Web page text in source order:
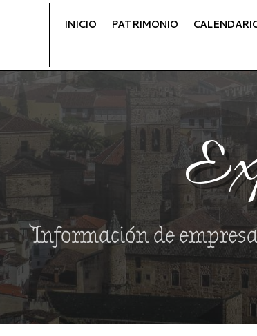
INICIO PATRIMONIO
Información de